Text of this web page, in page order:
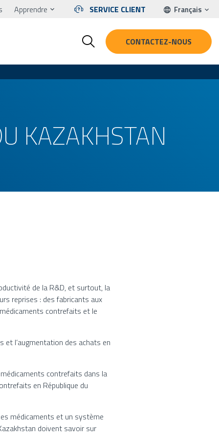
Apprendre SERVICE CLIENT Français
CONTACTEZ-NOUS
KAZAKHSTAN
de la R&D, et surtout, la
reprises : des fabricants aux
contrefaits et le
et l’augmentation des achats en
contrefaits dans la
en République du
médicaments et un système
doivent savoir sur